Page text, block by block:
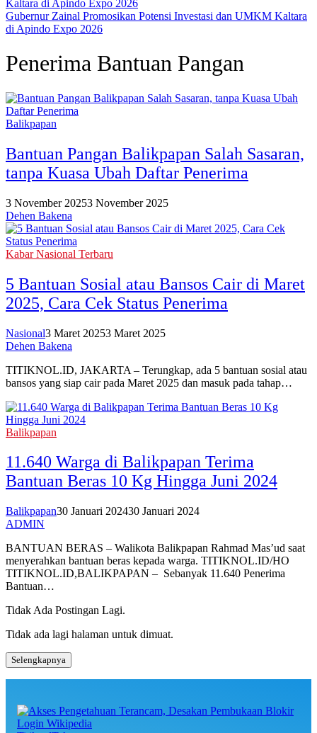
Gubernur Zainal Promosikan Potensi Investasi dan UMKM Kaltara
di Apindo Expo 2026
Penerima Bantuan Pangan
Balikpapan
Bantuan Pangan Balikpapan Salah Sasaran,
tanpa Kuasa Ubah Daftar Penerima
3 November 20253 November 2025
Dehen Bakena
Kabar Nasional Terbaru
5 Bantuan Sosial atau Bansos Cair di Maret
2025, Cara Cek Status Penerima
Nasional3 Maret 20253 Maret 2025
Dehen Bakena
TITIKNOL.ID, JAKARTA – Terungkap, ada 5 bantuan sosial atau
bansos yang siap cair pada Maret 2025 dan masuk pada tahap…
Balikpapan
11.640 Warga di Balikpapan Terima
Bantuan Beras 10 Kg Hingga Juni 2024
Balikpapan30 Januari 202430 Januari 2024
ADMIN
BANTUAN BERAS – Walikota Balikpapan Rahmad Mas’ud saat
menyerahkan bantuan beras kepada warga. TITIKNOL.ID/HO
TITIKNOL.ID,BALIKPAPAN – Sebanyak 11.640 Penerima
Bantuan…
Tidak Ada Postingan Lagi.
Tidak ada lagi halaman untuk dimuat.
Selengkapnya